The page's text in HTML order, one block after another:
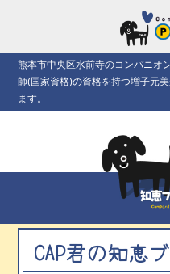
熊本市中央区水前寺のコンパニオ
師(国家資格)の資格を持つ増子元
ます。
CAP君の知恵